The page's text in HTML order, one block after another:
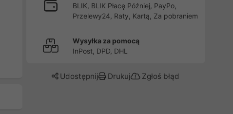
BLIK, BLIK Płacę Później, PayPo,
Przelewy24, Raty, Kartą, Za pobraniem
Wysyłka za pomocą
InPost, DPD, DHL
Udostępnij Drukuj Zgłoś błąd